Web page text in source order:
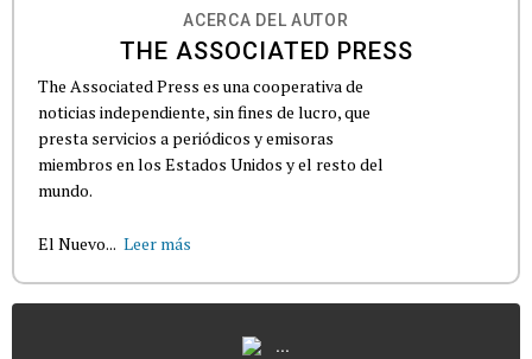
ACERCA DEL AUTOR
THE ASSOCIATED PRESS
The Associated Press es una cooperativa de
noticias independiente, sin fines de lucro, que
presta servicios a periódicos y emisoras
miembros en los Estados Unidos y el resto del
mundo.
El Nuevo... Leer más
...